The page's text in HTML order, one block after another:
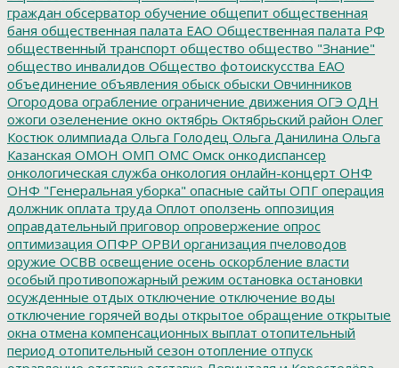
граждан обсерватор обучение общепит общественная
баня общественная палата ЕАО Общественная палата РФ
общественный транспорт общество общество "Знание"
общество инвалидов Общество фотоискусства ЕАО
объединение объявления обыск обыски Овчинников
Огородова ограбление ограничение движения ОГЭ ОДН
ожоги озеленение окно октябрь Октябрьский район Олег
Костюк олимпиада Ольга Голодец Ольга Данилина Ольга
Казанская ОМОН ОМП ОМС Омск онкодиспансер
онкологическая служба онкология онлайн-концерт ОНФ
ОНФ "Генеральная уборка" опасные сайты ОПГ операция
должник оплата труда Оплот оползень оппозиция
оправдательный приговор опровержение опрос
оптимизация ОПФР ОРВИ организация пчеловодов
оружие ОСВВ освещение осень оскорбление власти
особый противопожарный режим остановка остановки
осужденные отдых отключение отключение воды
отключение горячей воды открытое обращение открытые
окна отмена компенсационных выплат отопительный
период отопительный сезон отопление отпуск